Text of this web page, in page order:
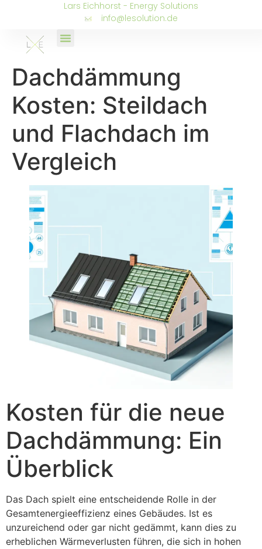
Lars Eichhorst - Energy Solutions
info@lesolution.de
Dachdämmung
Kosten: Steildach
und Flachdach im
Vergleich
Kosten für die neue
Dachdämmung: Ein
Überblick
Das Dach spielt eine entscheidende Rolle in der
Gesamtenergieeffizienz eines Gebäudes. Ist es
unzureichend oder gar nicht gedämmt, kann dies zu
erheblichen Wärmeverlusten führen, die sich in hohen